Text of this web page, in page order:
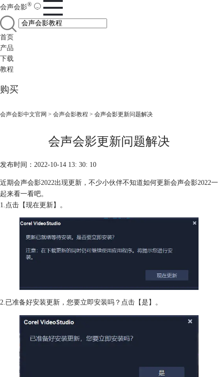
会声会影®
首页
产品
下载
教程
购买
会声会影中文官网 > 会声会影教程 > 会声会影更新问题解决
会声会影更新问题解决
发布时间：2022-10-14 13: 30: 10
近期会声会影2022出现更新，不少小伙伴不知道如何更新会声会影2022一
起来看一看吧。
1.点击【现在更新】。
2.已准备好安装更新，您要立即安装吗？点击【是】。